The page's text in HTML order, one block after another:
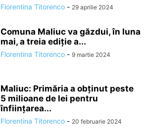
Florentina Titorenco - 29 aprilie 2024
Comuna Maliuc va găzdui, în luna
mai, a treia ediție a...
Florentina Titorenco - 9 martie 2024
Maliuc: Primăria a obținut peste
5 milioane de lei pentru
înființarea...
Florentina Titorenco - 20 februarie 2024